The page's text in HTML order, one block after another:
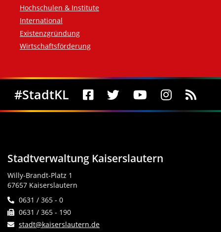
Hochschulen & Institute
International
Existenzgründung
Wirtschaftsförderung
Social Media
#StadtKL
Stadtverwaltung Kaiserslautern
Willy-Brandt-Platz 1
67657 Kaiserslautern
0631 / 365 - 0
0631 / 365 - 190
stadt@kaiserslautern.de